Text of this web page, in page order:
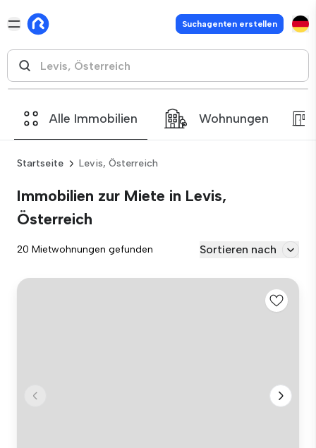
Suchagenten erstellen
Alle Immobilien Wohnungen
Startseite Levis, Österreich
Immobilien zur Miete in Levis,
Österreich
20 Mietwohnungen gefunden Sortieren nach